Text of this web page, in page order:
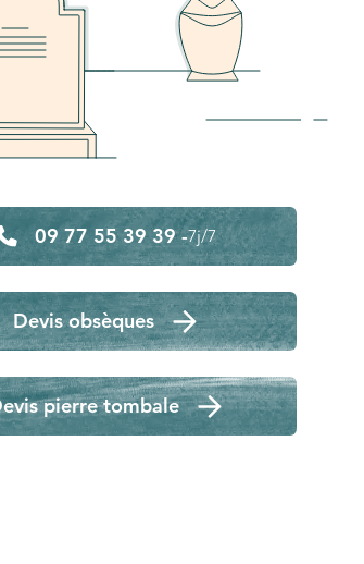
09 77 55 39 39 -7j/7
Devis obsèques
pierre tombale